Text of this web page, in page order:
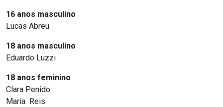
16 anos masculino
Lucas Abreu
18 anos masculino
Eduardo Luzzi
18 anos feminino
Clara Penido
Maria Reis